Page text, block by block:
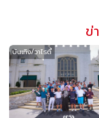
ข่
บันเทิง/วาไรตี้